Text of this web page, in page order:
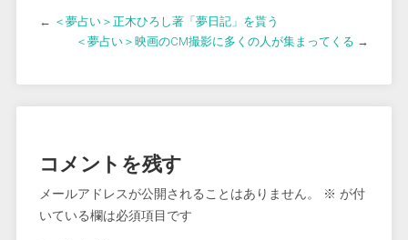
← ＜夢占い＞正木ひろし著「夢日記」を貰う
＜夢占い＞映画のCM撮影に多くの人が集まってくる →
コメントを残す
メールアドレスが公開されることはありません。 ※ が付
いている欄は必須項目です